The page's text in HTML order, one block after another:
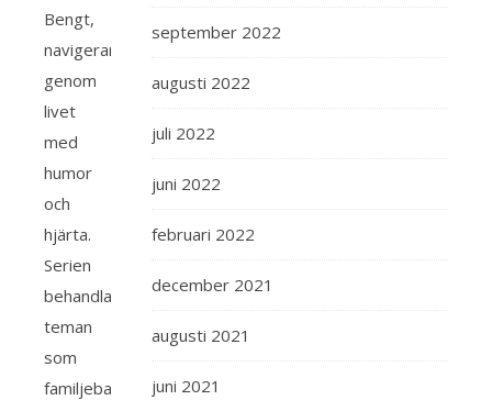
Bengt,
navigerar
genom
livet
med
humor
och
hjärta.
Serien
behandlar
teman
som
familjeband,
september 2022
augusti 2022
juli 2022
juni 2022
februari 2022
december 2021
augusti 2021
juni 2021